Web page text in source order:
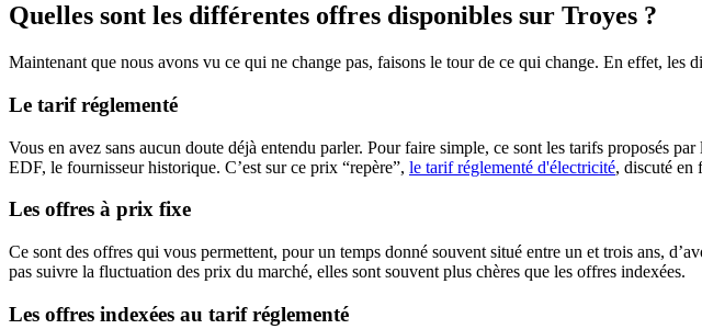
Quelles sont les différentes offres disponibles sur Troyes ?
Maintenant que nous avons vu ce qui ne change pas, faisons le tour de ce qui change. En effet,
Le tarif réglementé
Vous en avez sans aucun doute déjà entendu parler. Pour faire simple, ce sont les tarifs proposés
EDF, le fournisseur historique. C’est sur ce prix “repère”, le tarif réglementé d'électricité, discuté en
Les offres à prix fixe
Ce sont des offres qui vous permettent, pour un temps donné souvent situé entre un et trois ans,
pas suivre la fluctuation des prix du marché, elles sont souvent plus chères que les offres indexées.
Les offres indexées au tarif réglementé